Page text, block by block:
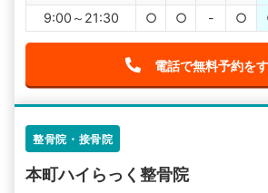
9:00～21:30
○ ○ - ○
電話で無料予約を
整骨院・接骨院
本町ハイらっく整骨院